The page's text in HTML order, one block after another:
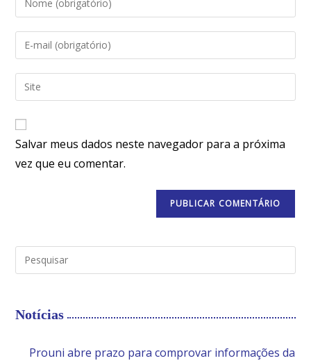
Salvar meus dados neste navegador para a próxima
vez que eu comentar.
Notícias
Prouni abre prazo para comprovar informações da